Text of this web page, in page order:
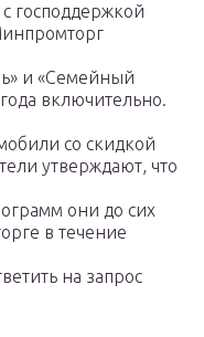
с господдержкой
и «Семейный
включительно.
со скидкой
утверждают, что
они до сих
в течение
на запрос